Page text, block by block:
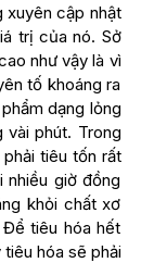
xuyên cập nhật
trị của nó. Sở
như vậy là vì
tố khoáng ra
dạng lỏng
phút. Trong
tiêu tốn rất
giờ đồng
khỏi chất xơ
tiêu hóa hết
hóa sẽ phải